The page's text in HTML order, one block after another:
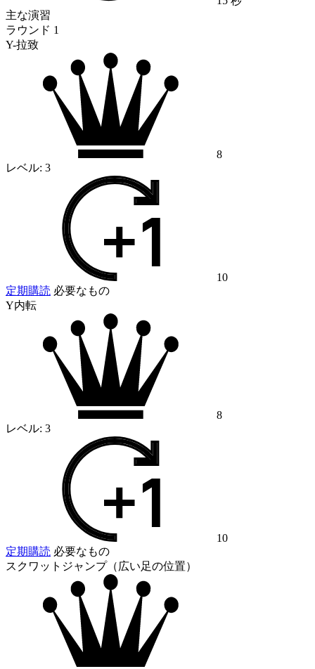
主な演習
ラウンド 1
Y-拉致
8
レベル: 3
10
定期購読 必要なもの
Y内転
8
レベル: 3
10
定期購読 必要なもの
スクワットジャンプ（広い足の位置）